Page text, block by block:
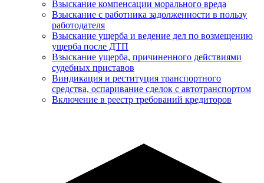
Взыскание компенсации морального вреда
Взыскание с работника задолженности в пользу
работодателя
Взыскание ущерба и ведение дел по возмещению
ущерба после ДТП
Взыскание ущерба, причиненного действиями
судебных приставов
Виндикация и реституция транспортного
средства, оспаривание сделок с автотранспортом
Включение в реестр требований кредиторов